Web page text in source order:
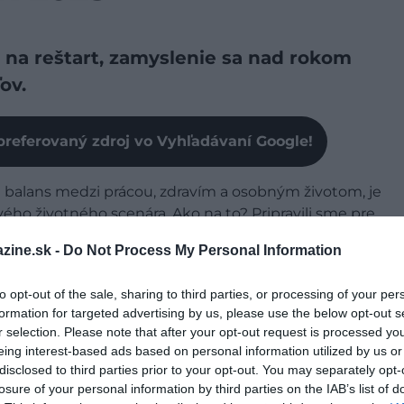
- Do Not Process My Personal Information
opt-out of the sale, sharing to third parties, or processing of your
for targeted advertising by us, please use the below opt-out
selection. Please note that after your opt-out request is processed
interest-based ads based on personal information utilized by us
to third parties prior to your opt-out. You may separately
of your personal information by third parties on the IAB’s list of
reštart, zamyslenie sa nad rokom
zdroj vo Vyhľadávaní Google!
medzi prácou, zdravím a osobným životom, je
životného scenára. Ako na to? Pripravili sme pre
ale kľúčom k úspechu jereálny prístup. Rozdeľte
(na celý rok alebo viac). Chcete začať behať?
namiesto okamžitej prípravy na maratón.